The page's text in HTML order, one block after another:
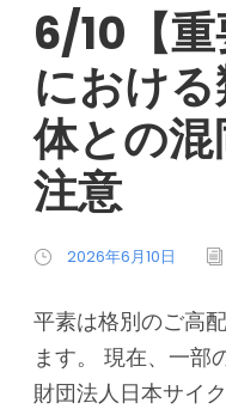
6/10【
におけ
体との
注意
2026年6月10日
平素は格別のご高
ます。 現在、一部
財団法人日本サイ